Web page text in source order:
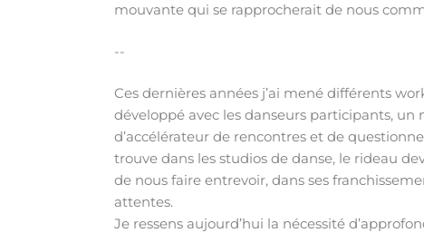
mouvante qui se rapprocherait de nous
--
Ces dernières années j’ai mené différents
développé avec les danseurs participants,
d’accélérateur de rencontres et de
trouve dans les studios de danse, le rideau
de nous faire entrevoir, dans ses
attentes.
Je ressens aujourd’hui la nécessité